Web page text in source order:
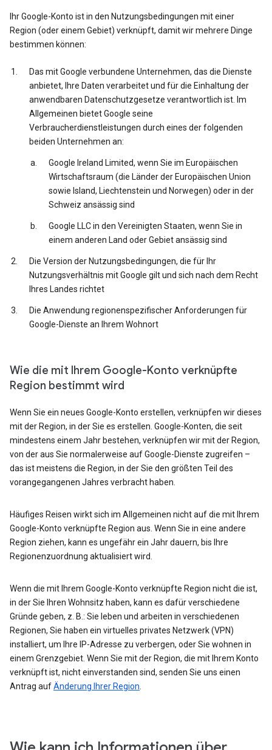
Ihr Google-Konto ist in den Nutzungsbedingungen mit einer
Region (oder einem Gebiet) verknüpft, damit wir mehrere Dinge
bestimmen können:
Das mit Google verbundene Unternehmen, das die Dienste
anbietet, Ihre Daten verarbeitet und für die Einhaltung der
anwendbaren Datenschutzgesetze verantwortlich ist. Im
Allgemeinen bietet Google seine
Verbraucherdienstleistungen durch eines der folgenden
beiden Unternehmen an:
Google Ireland Limited, wenn Sie im Europäischen
Wirtschaftsraum (die Länder der Europäischen Union
sowie Island, Liechtenstein und Norwegen) oder in der
Schweiz ansässig sind
Google LLC in den Vereinigten Staaten, wenn Sie in
einem anderen Land oder Gebiet ansässig sind
Die Version der Nutzungsbedingungen, die für Ihr
Nutzungsverhältnis mit Google gilt und sich nach dem Recht
Ihres Landes richtet
Die Anwendung regionenspezifischer Anforderungen für
Google-Dienste an Ihrem Wohnort
Wie die mit Ihrem Google-Konto verknüpfte
Region bestimmt wird
Wenn Sie ein neues Google-Konto erstellen, verknüpfen wir dieses
mit der Region, in der Sie es erstellen. Google-Konten, die seit
mindestens einem Jahr bestehen, verknüpfen wir mit der Region,
von der aus Sie normalerweise auf Google-Dienste zugreifen –
das ist meistens die Region, in der Sie den größten Teil des
vorangegangenen Jahres verbracht haben.
Häufiges Reisen wirkt sich im Allgemeinen nicht auf die mit Ihrem
Google-Konto verknüpfte Region aus. Wenn Sie in eine andere
Region ziehen, kann es ungefähr ein Jahr dauern, bis Ihre
Regionenzuordnung aktualisiert wird.
Wenn die mit Ihrem Google-Konto verknüpfte Region nicht die ist,
in der Sie Ihren Wohnsitz haben, kann es dafür verschiedene
Gründe geben, z. B.: Sie leben und arbeiten in verschiedenen
Regionen, Sie haben ein virtuelles privates Netzwerk (VPN)
installiert, um Ihre IP-Adresse zu verbergen, oder Sie wohnen in
einem Grenzgebiet. Wenn Sie mit der Region, die mit Ihrem Konto
verknüpft ist, nicht einverstanden sind, senden Sie uns einen
Antrag aufÄnderung Ihrer Region